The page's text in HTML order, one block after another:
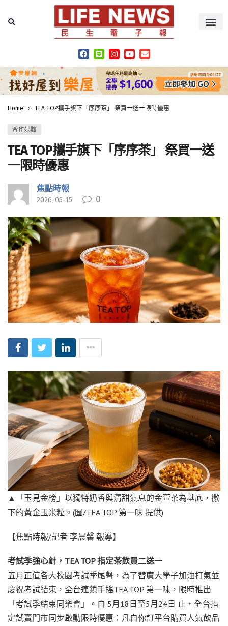
Home TEA TOP攜手旗下「序序茶」 祭買一送一限時優惠
合作媒體
TEA TOP攜手旗下「序序茶」 祭買一送
一限時優惠
焦點時報
2026-05-15 0
▲「玉見金榜」以獨特奶香與清甜氣息的金萱茶為基底，撒
下的黃金玉米粒。(圖/TEA TOP 第一味 提供)
【焦點時報/記者 李晨馨 報導】
考試季強心針，TEA TOP 指定茶飲買二送一
五月正值各大校園考試季尾聲，為了替廣大學子加油打氣並
慶祝考試結束，全台連鎖手搖TEA TOP 第一味，限時推出
「考試季結束同樂會」。自 5月18日至5月24日 止，全台指
定試賣門市同步啟動限時優惠：凡自你訂平台購買人氣飲品